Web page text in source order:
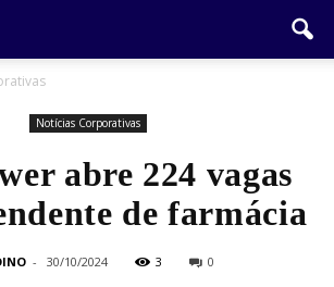
Notícias Corporativas
abre 224 vagas
de farmácia
- 30/10/2024 3 0